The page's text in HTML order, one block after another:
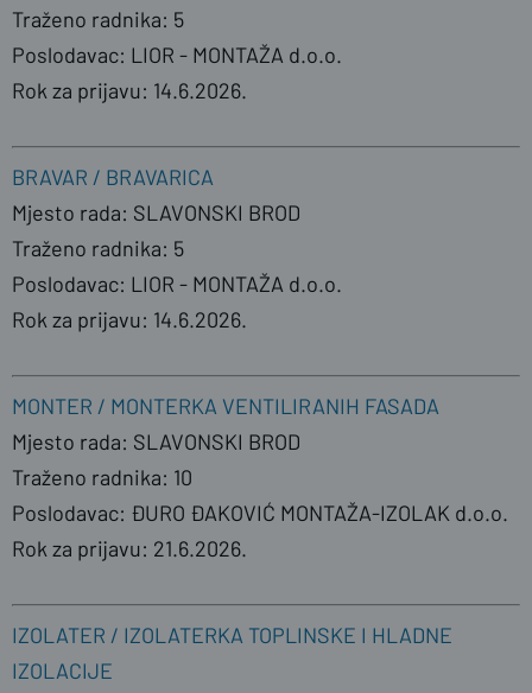
Traženo radnika: 5
Poslodavac: LIOR - MONTAŽA d.o.o.
Rok za prijavu: 14.6.2026.
BRAVAR / BRAVARICA
Mjesto rada: SLAVONSKI BROD
Traženo radnika: 5
Poslodavac: LIOR - MONTAŽA d.o.o.
Rok za prijavu: 14.6.2026.
MONTER / MONTERKA VENTILIRANIH FASADA
Mjesto rada: SLAVONSKI BROD
Traženo radnika: 10
Poslodavac: ĐURO ĐAKOVIĆ MONTAŽA-IZOLAK d.o.o.
Rok za prijavu: 21.6.2026.
IZOLATER / IZOLATERKA TOPLINSKE I HLADNE
IZOLACIJE